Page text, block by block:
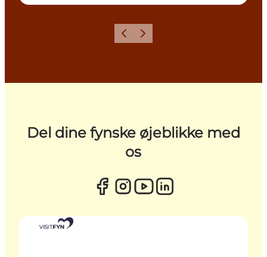
ForrigeNæste
Del dine fynske øjeblikke med
os